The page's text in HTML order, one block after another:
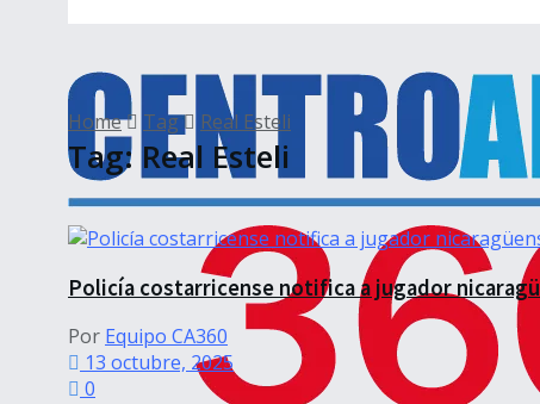
Home Tag Real Esteli
Tag: Real Esteli
Policía costarricense notifica a jugador
Por Equipo CA360
13 octubre, 2025
0